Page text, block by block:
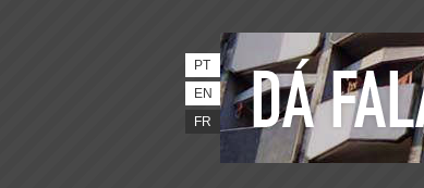
PT
EN
FR